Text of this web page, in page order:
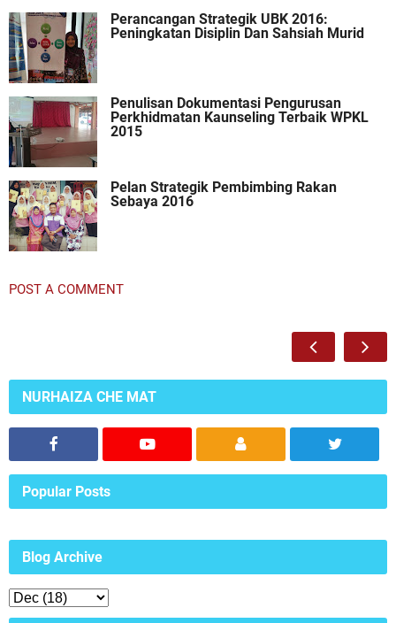
Perancangan Strategik UBK 2016:
Peningkatan Disiplin Dan Sahsiah Murid
Penulisan Dokumentasi Pengurusan
Perkhidmatan Kaunseling Terbaik WPKL
2015
Pelan Strategik Pembimbing Rakan
Sebaya 2016
POST A COMMENT
NURHAIZA CHE MAT
Popular Posts
Blog Archive